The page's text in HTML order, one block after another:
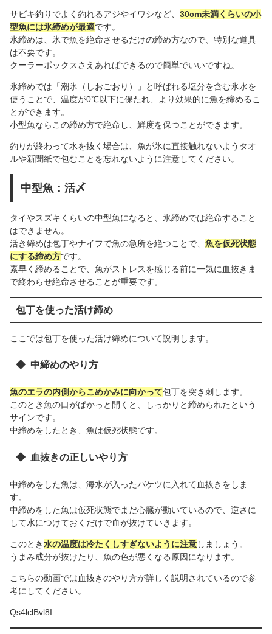
サビキ釣りでよく釣れるアジやイワシなど、 30cm未満くらいの小
型魚には氷締めが最適です。
氷締めは、氷で魚を絶命させるだけの締め方なので、特別な道具
は不要です。
クーラーボックスさえあればできるので簡単でいいですね。
氷締めでは「潮氷（しおごおり）」と呼ばれる塩分を含む氷水を
使うことで、温度が0℃以下に保たれ、より効果的に魚を締めるこ
とができます。
小型魚ならこの締め方で絶命し、鮮度を保つことができます。
釣りが終わって水を抜く場合は、魚が氷に直接触れないようタオ
ルや新聞紙で包むことを忘れないように注意してください。
中型魚：活〆
タイやスズキくらいの中型魚になると、氷締めでは絶命すること
はできません。
活き締めは包丁やナイフで魚の急所を絶つことで、 魚を仮死状態
にする締め方です。
素早く締めることで、魚がストレスを感じる前に一気に血抜きま
で終わらせ絶命させることが重要です。
包丁を使った活け締め
ここでは包丁を使った活け締めについて説明します。
中締めのやり方
魚のエラの内側からこめかみに向かって包丁を突き刺します。
このとき魚の口がぱかっと開くと、しっかりと締められたという
サインです。
中締めをしたとき、魚は仮死状態です。
血抜きの正しいやり方
中締めをした魚は、海水が入ったバケツに入れて血抜きをしま
す。
中締めをした魚は仮死状態でまだ心臓が動いているので、逆さに
して水につけておくだけで血が抜けていきます。
このとき水の温度は冷たくしすぎないように注意しましょう。
うまみ成分が抜けたり、魚の色が悪くなる原因になります。
こちらの動画では血抜きのやり方が詳しく説明されているので参
考にしてください。
Qs4lclBvl8I